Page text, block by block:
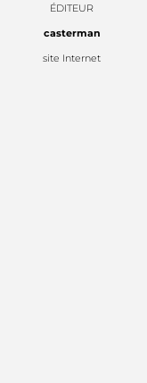
ÉDITEUR
casterman
site Internet